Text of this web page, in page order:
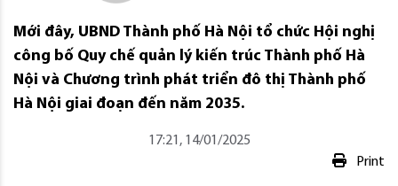
Mới đây, UBND Thành phố Hà Nội tổ chức Hội nghị
công bố Quy chế quản lý kiến trúc Thành phố Hà
Nội và Chương trình phát triển đô thị Thành phố
Hà Nội giai đoạn đến năm 2035.
17:21, 14/01/2025
Print